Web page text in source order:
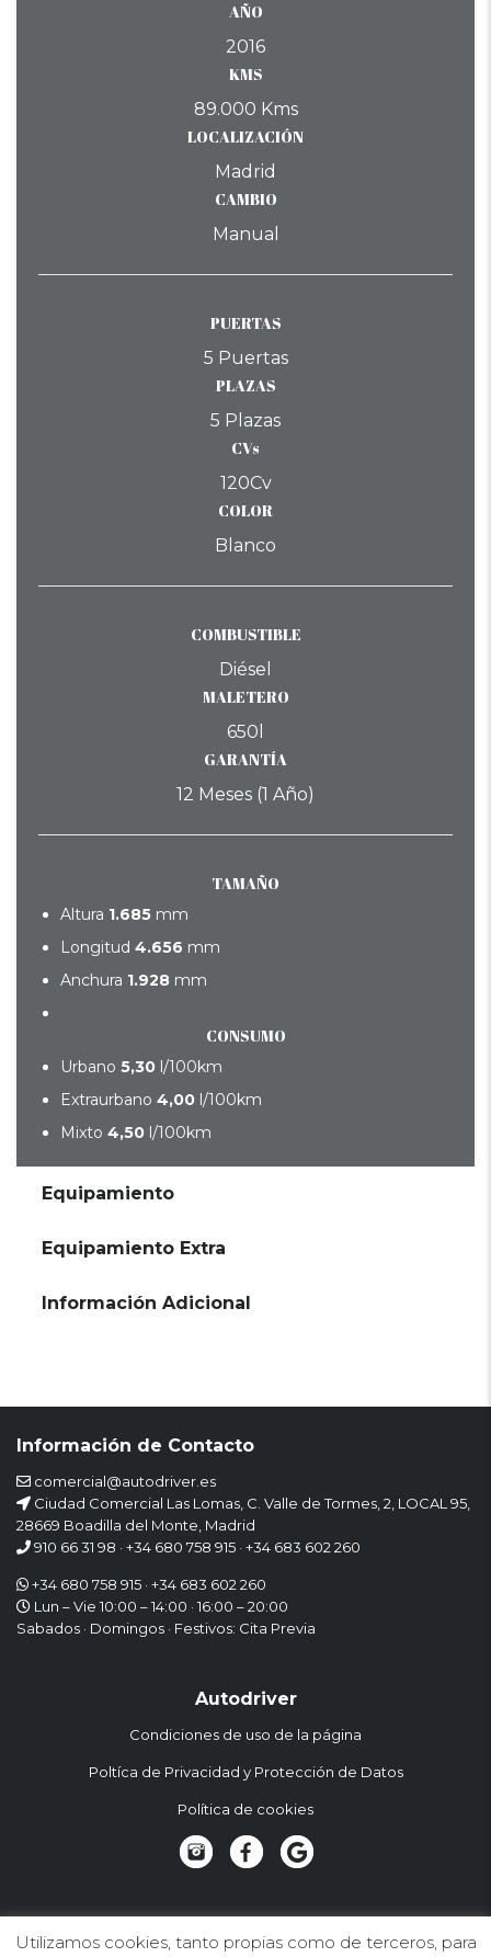
AÑO
2016
KMS
89.000 Kms
LOCALIZACIÓN
Madrid
CAMBIO
Manual
PUERTAS
5 Puertas
PLAZAS
5 Plazas
CVs
120Cv
COLOR
Blanco
COMBUSTIBLE
Diésel
MALETERO
650l
GARANTÍA
12 Meses (1 Año)
TAMAÑO
Altura 1.685 mm
Longitud 4.656 mm
Anchura 1.928 mm
CONSUMO
Urbano 5,30 l/100km
Extraurbano 4,00 l/100km
Mixto 4,50 l/100km
Equipamiento
Equipamiento Extra
Información Adicional
Información de Contacto
comercial@autodriver.es
Ciudad Comercial Las Lomas, C. Valle de Tormes, 2, LOCAL 95,
28669 Boadilla del Monte, Madrid
910 66 31 98 · +34 680 758 915 · +34 683 602 260
+34 680 758 915 · +34 683 602 260
Lun – Vie 10:00 – 14:00 · 16:00 – 20:00
Sabados · Domingos · Festivos: Cita Previa
Autodriver
Condiciones de uso de la página
Poltíca de Privacidad y Protección de Datos
Política de cookies
Utilizamos cookies, tanto propias como de terceros, para